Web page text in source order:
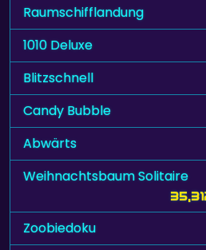
Raumschifflandung
1010 Deluxe
Blitzschnell
Candy Bubble
Abwärts
Weihnachtsbaum Solitaire
Zoobiedoku